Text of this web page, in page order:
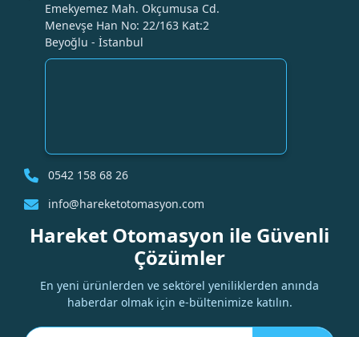
Emekyemez Mah. Okçumusa Cd.
Menevşe Han No: 22/163 Kat:2
Beyoğlu - İstanbul
0542 158 68 26
info@hareketotomasyon.com
Hareket Otomasyon ile Güvenli
Çözümler
En yeni ürünlerden ve sektörel yeniliklerden anında
haberdar olmak için e-bültenimize katılın.